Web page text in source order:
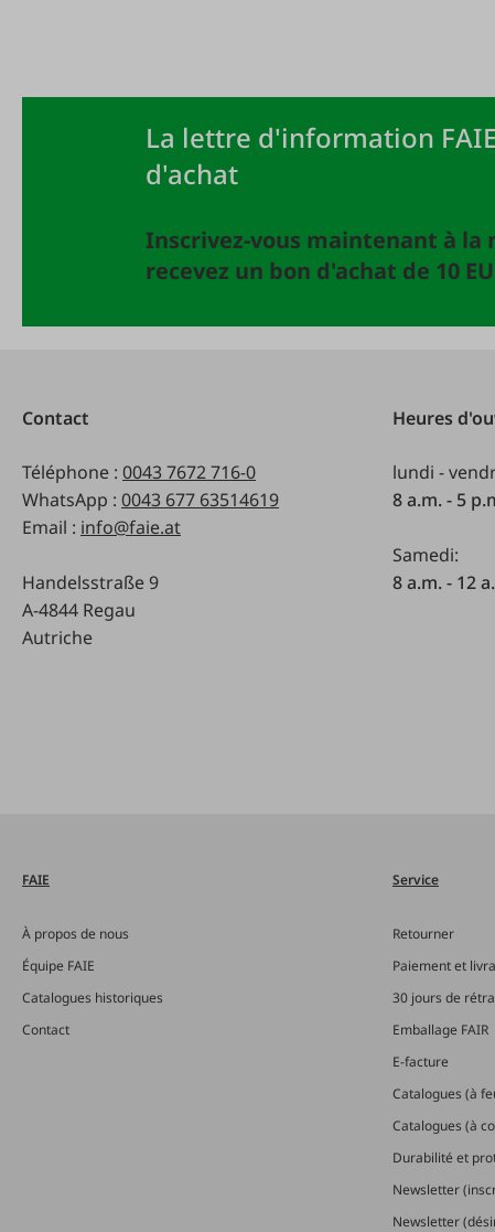
La lettre d'information
d'achat
Inscrivez-vous maintenant à la
recevez un bon d'achat de 10
Contact
Téléphone : 0043 7672 716-0
WhatsApp : 0043 677 63514619
Email : info@faie.at
Handelsstraße 9
A-4844 Regau
Autriche
Heures
lundi -
8 a.m. - 5
Samedi:
8 a.m. - 12
FAIE
À propos de nous
Équipe FAIE
Catalogues historiques
Contact
Service
Retourner
Paiement et
30 jours de
Emballage FAIR
E-facture
Catalogues (à
Catalogues (à
Durabilité et
Newsletter
Newsletter